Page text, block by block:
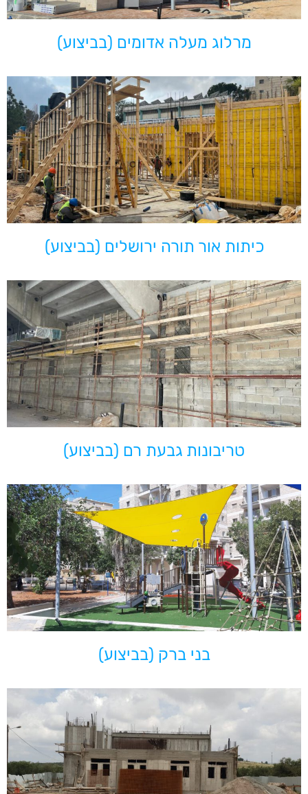
מרלוג מעלה אדומים (בביצוע)
כיתות אור תורה ירושלים (בביצוע)
טריבונות גבעת רם (בביצוע)
בני ברק (בביצוע)